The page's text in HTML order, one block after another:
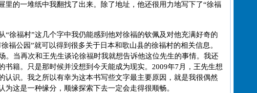
里的一堆纸中我翻找了出来。除了地址，他还很用力地写下了“徐福
“徐福村”这几个字中我仍能感到他对徐福的钦佩及对他充满好奇的
福公园”就可以得到很多关于日本和歌山县的徐福村的相关信息。
。当再次和王先生谈论徐福时我就想告诉他这位先生的事情。我还
书籍。只是那时候并没想到今天能成为现实。2009年7月，王先生想
认识。我之所以有幸为这本书写些文字最主要原因，就是我很偶然
这是一种缘分，顺缘探索下去一定会走得很顺畅。